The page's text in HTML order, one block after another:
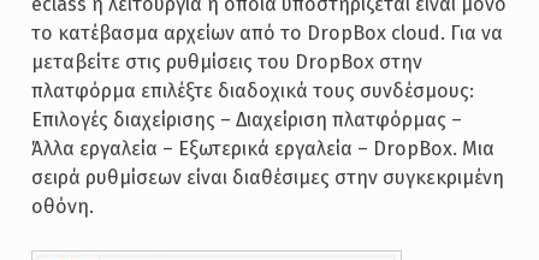
το κατέβασμα αρχείων από το DropBox cloud. Για να
μεταβείτε στις ρυθμίσεις του DropBox στην
πλατφόρμα επιλέξτε διαδοχικά τους συνδέσμους:
Επιλογές διαχείρισης – Διαχείριση πλατφόρμας –
Άλλα εργαλεία – Εξωτερικά εργαλεία – DropBox. Μια
σειρά ρυθμίσεων είναι διαθέσιμες στην συγκεκριμένη
οθόνη.